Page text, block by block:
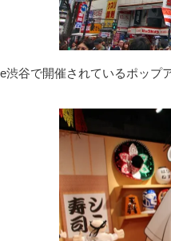
渋谷で開催されているポップ